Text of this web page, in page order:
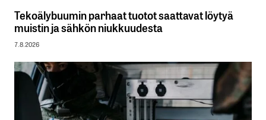
Tekoälybuumin parhaat tuotot saattavat löytyä
muistin ja sähkön niukkuudesta
7.8.2026